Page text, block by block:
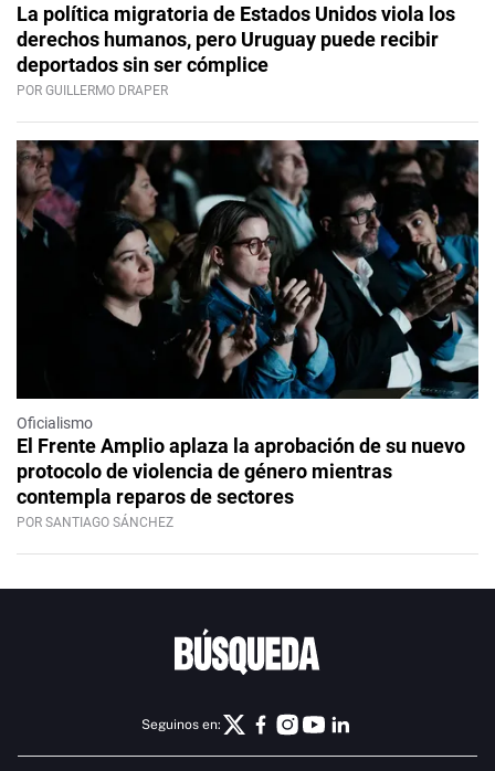
La política migratoria de Estados Unidos viola los
derechos humanos, pero Uruguay puede recibir
deportados sin ser cómplice
POR GUILLERMO DRAPER
Oficialismo
El Frente Amplio aplaza la aprobación de su nuevo
protocolo de violencia de género mientras
contempla reparos de sectores
POR SANTIAGO SÁNCHEZ
Seguinos en: